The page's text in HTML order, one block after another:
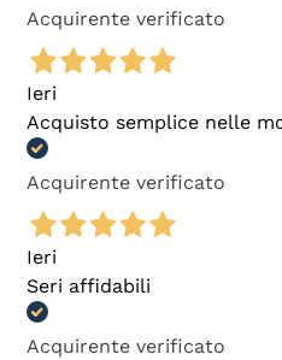
Acquirente verificato
Ieri
Acquisto semplice nelle
Acquirente verificato
Ieri
Seri affidabili
Acquirente verificato